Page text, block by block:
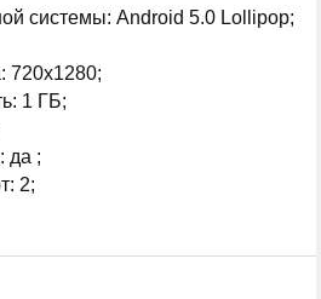
системы: Android 5.0 Lollipop;
720x1280;
1 ГБ;
да ;
2;